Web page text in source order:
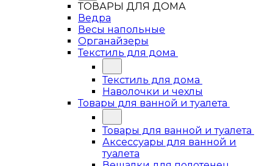
ТОВАРЫ ДЛЯ ДОМА
Ведра
Весы напольные
Органайзеры
Текстиль для дома
Текстиль для дома
Наволочки и чехлы
Товары для ванной и туалета
Товары для ванной и туалета
Аксессуары для ванной и
туалета